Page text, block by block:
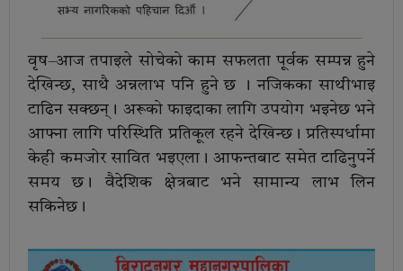
वृष–आज तपाइले सोचेको काम सफलता पूर्वक सम्पन्न हुने
देखिन्छ, साथै अन्नलाभ पनि हुने छ । नजिकका साथीभाइ
टाढिन सक्छन्। अरूको फाइदाका लागि उपयोग भइनेछ भने
आफ्ना लागि परिस्थिति प्रतिकूल रहने देखिन्छ। प्रतिस्पर्धामा
केही कमजोर सावित भइएला। आफन्तबाट समेत टाढिनुपर्ने
समय छ। वैदेशिक क्षेत्रबाट भने सामान्य लाभ लिन
सकिनेछ।